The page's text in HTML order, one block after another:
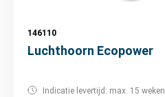
146110
Luchthoorn Ecopower
Indicatie levertijd: max. 15 weken